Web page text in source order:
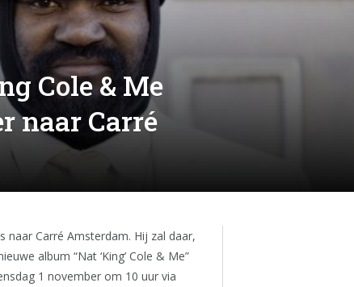
Cole & Me
naar Carré
Carré Amsterdam. Hij zal daar,
album “Nat ‘King’ Cole & Me”
1 november om 10 uur via